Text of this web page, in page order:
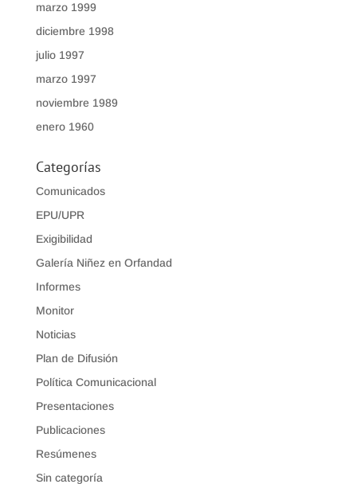
marzo 1999
diciembre 1998
julio 1997
marzo 1997
noviembre 1989
enero 1960
Categorías
Comunicados
EPU/UPR
Exigibilidad
Galería Niñez en Orfandad
Informes
Monitor
Noticias
Plan de Difusión
Política Comunicacional
Presentaciones
Publicaciones
Resúmenes
Sin categoría